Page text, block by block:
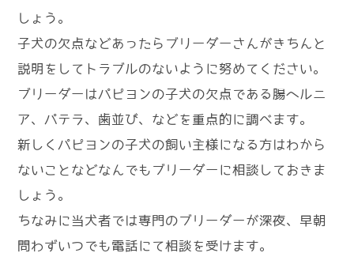
しょう。
子犬の欠点などあったらブリーダーさんがきちんと
説明をしてトラブルのないように努めてください。
ブリーダーはパピヨンの子犬の欠点である腸ヘルニ
ア、パテラ、歯並び、などを重点的に調べます。
新しくパピヨンの子犬の飼い主様になる方はわから
ないことなどなんでもブリーダーに相談しておきま
しょう。
ちなみに当犬者では専門のブリーダーが深夜、早朝
問わずいつでも電話にて相談を受けます。